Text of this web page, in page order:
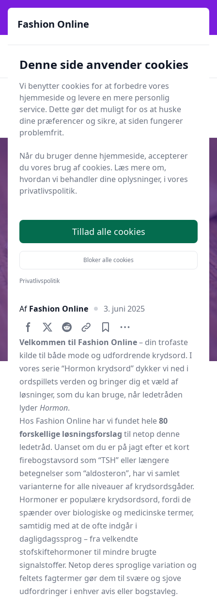
Fashion Online - Din genvej til stil, trends og smarte fund
online siden 2017
Lynhurtig levering ⭐⭐⭐⭐⭐✨981 forskellige produkttyper
Fashion Online
Søg
Udgivet iUnderholdning
Af Fashion Online 3. juni 2025
Velkommen til Fashion Online– din trofaste
kilde til både mode og udfordrende krydsord. I
vores serie “Hormon krydsord” dykker vi ned i
ordspillets verden og bringer dig et væld af
løsninger, som du kan bruge, når ledetråden
lyderHormon.
Hos Fashion Online har vi fundet hele80
forskellige løsningsforslag til netop denne
ledetråd. Uanset om du er på jagt efter et kort
firebogstavsord som “TSH” eller længere
betegnelser som “aldosteron”, har vi samlet
varianterne for alle niveauer af krydsordsgåder.
Hormoner er populære krydsordsord, fordi de
spænder over biologiske og medicinske termer,
samtidig med at de ofte indgår i
dagligdagssprog – fra velkendte
stofskiftehormoner til mindre brugte
signalstoffer. Netop deres sproglige variation og
feltets fagtermer gør dem til svære og sjove
udfordringer i enhver avis eller bogstavleg.
Fashion Online
Denne side anvender cookies
Vi benytter cookies for at forbedre vores
hjemmeside og levere en mere personlig
service. Dette gør det muligt for os at huske
dine præferencer og sikre, at siden fungerer
problemfrit.
Når du bruger denne hjemmeside, accepterer
du vores brug af cookies. Læs mere om,
hvordan vi behandler dine oplysninger, i vores
privatlivspolitik.
Tillad alle cookies
Bloker alle cookies
Privatlivspolitik